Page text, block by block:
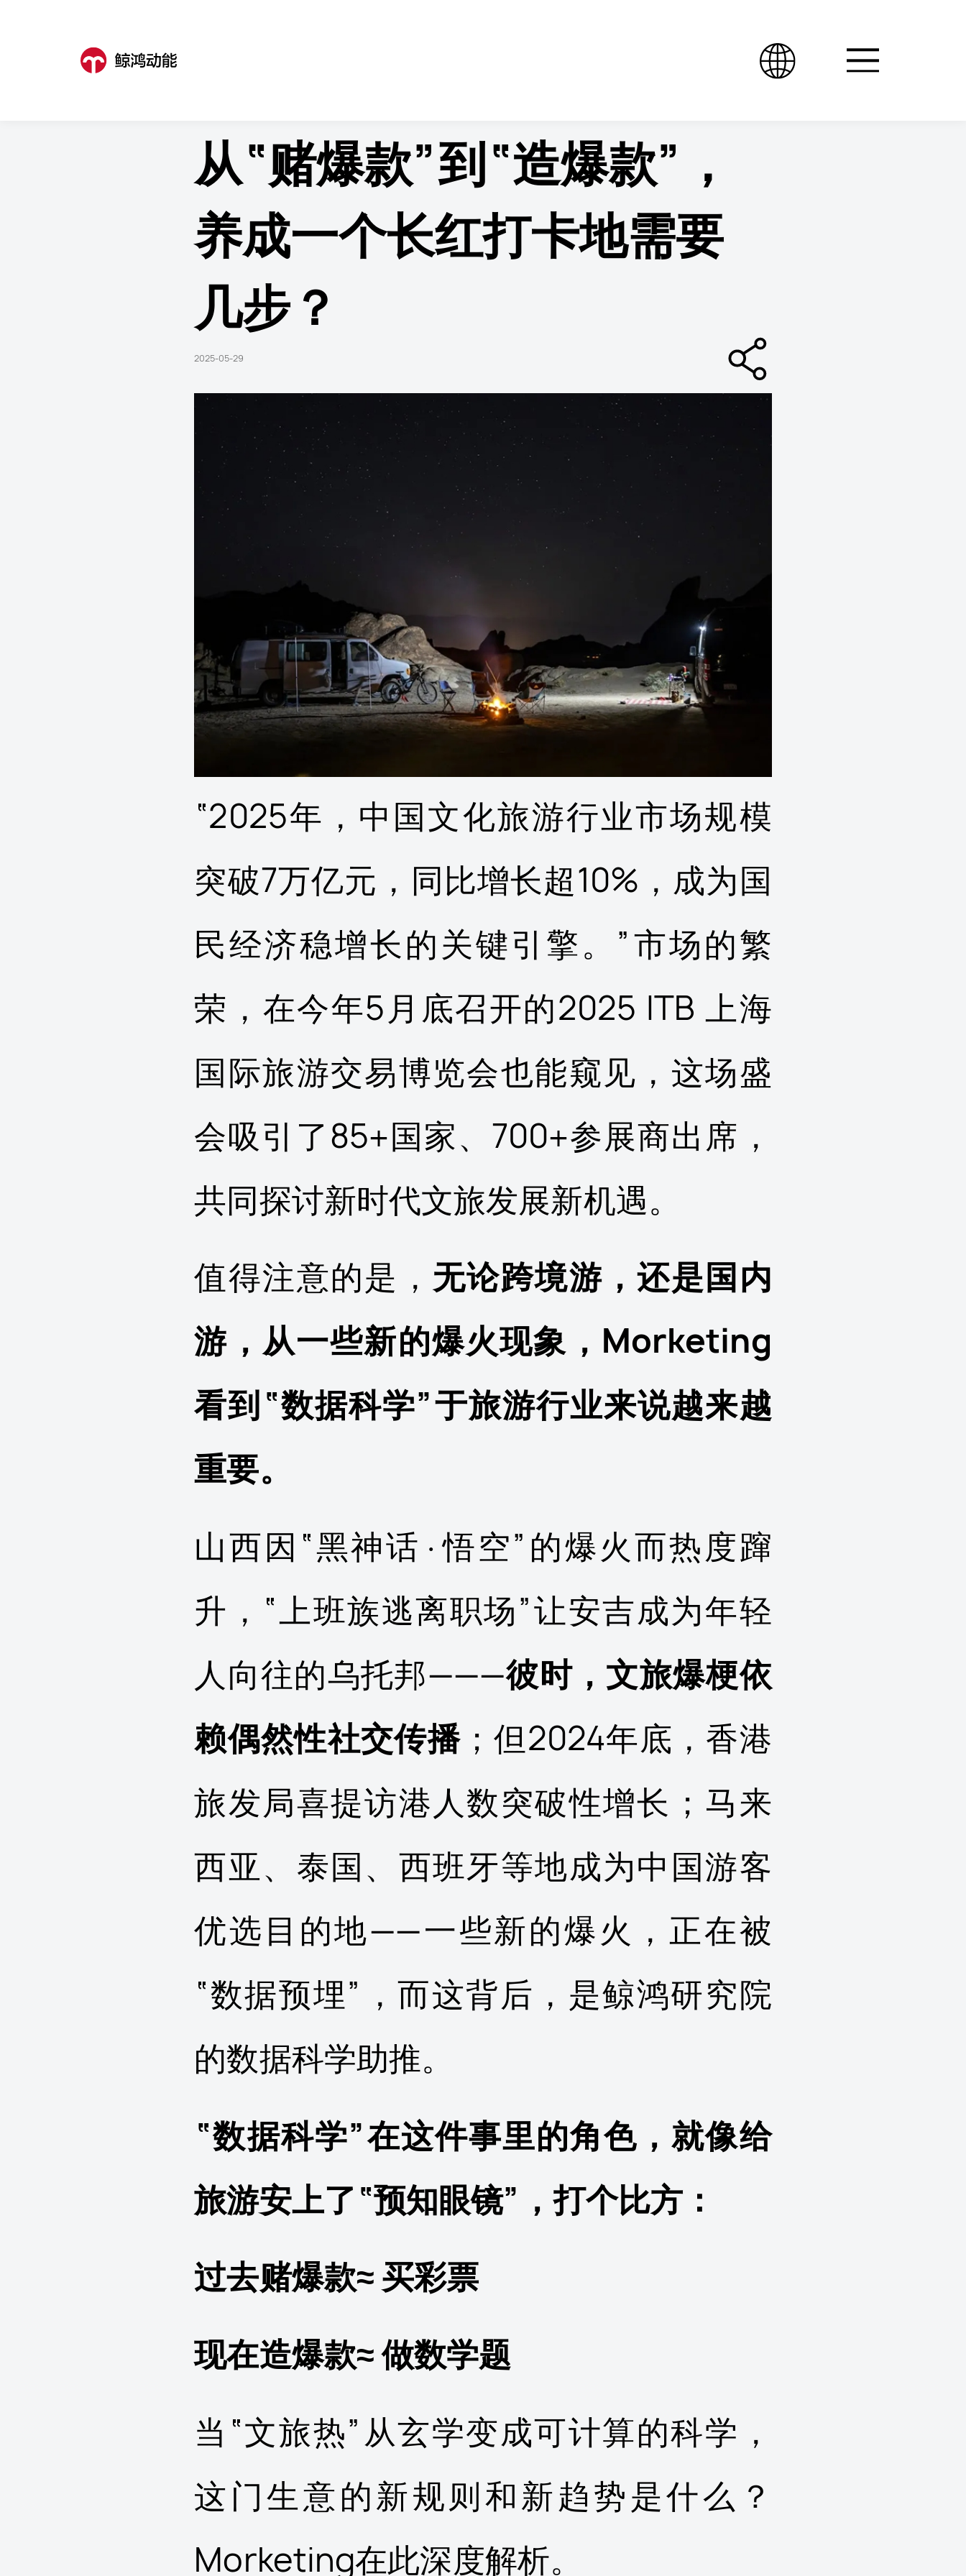
从“赌爆款”到“造爆款”，
养成一个长红打卡地需要
几步？
2025-05-29
“2025年，中国文化旅游行业市场规模
突破7万亿元，同比增长超10%，成为国
民经济稳增长的关键引擎。”市场的繁
荣，在今年5月底召开的2025 ITB 上海
国际旅游交易博览会也能窥见，这场盛
会吸引了85+国家、700+参展商出席，
共同探讨新时代文旅发展新机遇。
值得注意的是，无论跨境游，还是国内
游，从一些新的爆火现象，Morketing
看到“数据科学”于旅游行业来说越来越
重要。
山西因“黑神话·悟空”的爆火而热度蹿
升，“上班族逃离职场”让安吉成为年轻
人向往的乌托邦———彼时，文旅爆梗依
赖偶然性社交传播；但2024年底，香港
旅发局喜提访港人数突破性增长；马来
西亚、泰国、西班牙等地成为中国游客
优选目的地——一些新的爆火，正在被
“数据预埋”，而这背后，是鲸鸿研究院
的数据科学助推。
“数据科学”在这件事里的角色，就像给
旅游安上了“预知眼镜”，打个比方：
过去赌爆款≈ 买彩票
现在造爆款≈ 做数学题
当“文旅热”从玄学变成可计算的科学，
这门生意的新规则和新趋势是什么？
Morketing在此深度解析。